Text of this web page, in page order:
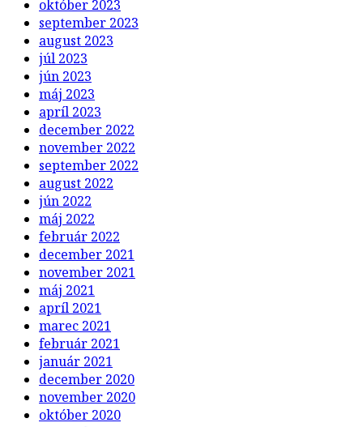
október 2023
september 2023
august 2023
júl 2023
jún 2023
máj 2023
apríl 2023
december 2022
november 2022
september 2022
august 2022
jún 2022
máj 2022
február 2022
december 2021
november 2021
máj 2021
apríl 2021
marec 2021
február 2021
január 2021
december 2020
november 2020
október 2020